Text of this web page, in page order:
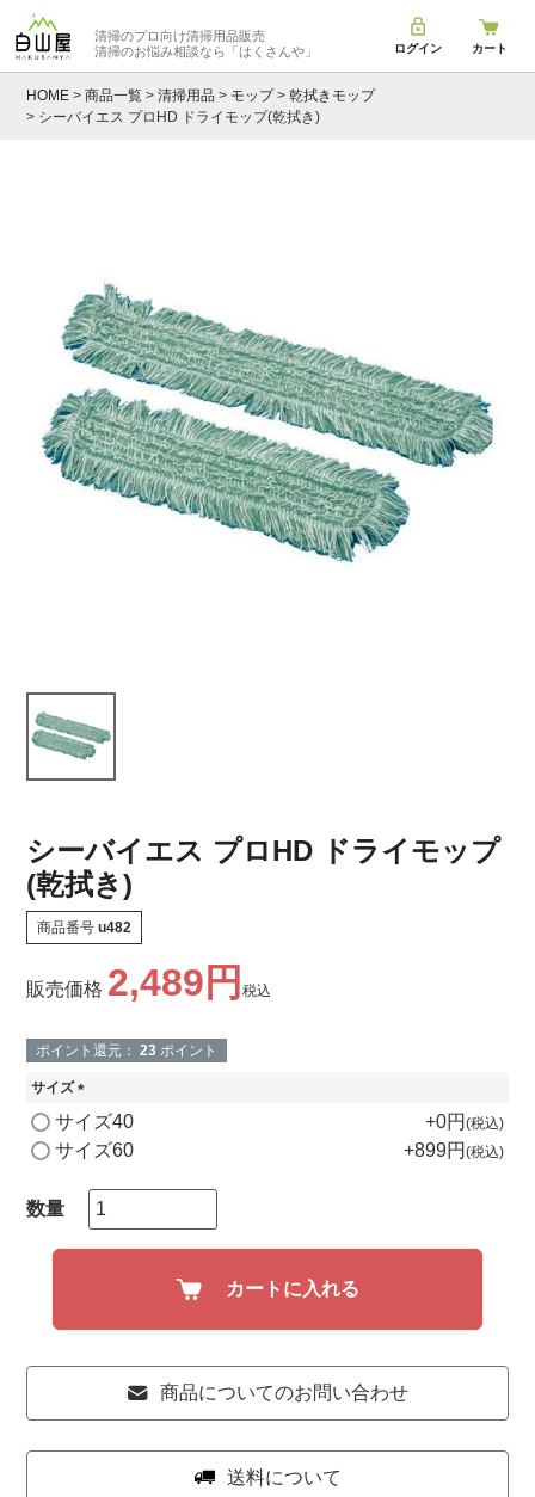
清掃のプロ向け清掃用品販売
清掃のお悩み相談なら 「はくさんや」 ログイン カート
HOME 商品一覧 清掃用品 モップ
乾拭きモップ
シーバイエス プロHD ドライモップ(乾拭き)
シーバイエス プロHD ドライモップ
(乾拭き)
商品番号 u482
販売価格 2,489 税込
ポイント還元： 23 ポイント
サイズ
必
須
サイズ40 +0 税込
サイズ60 +899 税込
カートに入れる
商品についてのお問い合わせ
送料について